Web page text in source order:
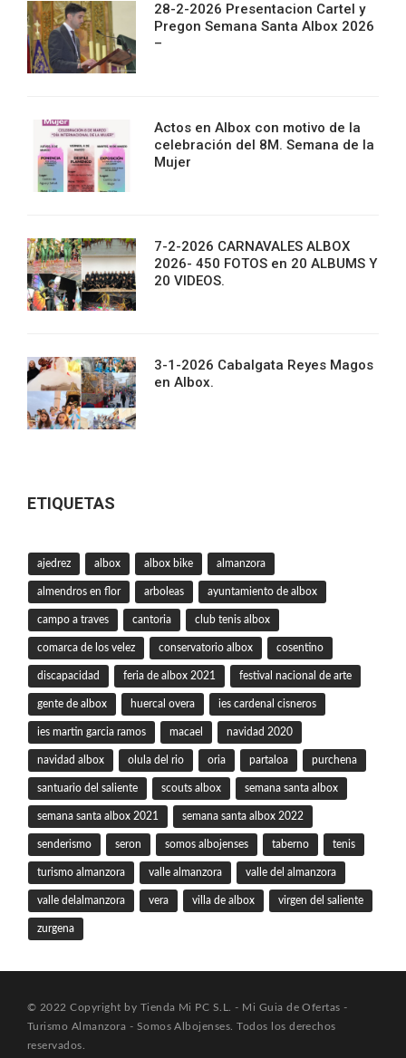
28-2-2026 Presentacion Cartel y
Pregon Semana Santa Albox 2026
–
Actos en Albox con motivo de la
celebración del 8M. Semana de la
Mujer
7-2-2026 CARNAVALES ALBOX
2026- 450 FOTOS en 20 ALBUMS Y
20 VIDEOS.
3-1-2026 Cabalgata Reyes Magos
en Albox.
ETIQUETAS
ajedrez albox albox bike almanzora
almendros en flor arboleas ayuntamiento de albox
campo a traves cantoria club tenis albox
comarca de los velez conservatorio albox cosentino
discapacidad feria de albox 2021 festival nacional de arte
gente de albox huercal overa ies cardenal cisneros
ies martin garcia ramos macael navidad 2020
navidad albox olula del rio oria partaloa purchena
santuario del saliente scouts albox semana santa albox
semana santa albox 2021 semana santa albox 2022
senderismo seron somos albojenses taberno tenis
turismo almanzora valle almanzora valle del almanzora
valle delalmanzora vera villa de albox virgen del saliente
zurgena
© 2022 Copyright by Tienda Mi PC S.L. - Mi Guia de Ofertas -
Turismo Almanzora - Somos Albojenses. Todos los derechos
reservados.